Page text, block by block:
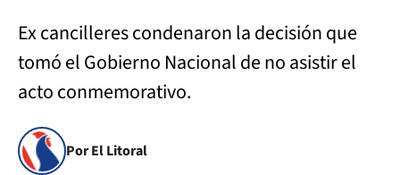
Ex cancilleres condenaron la decisión que
tomó el Gobierno Nacional de no asistir el
acto conmemorativo.
Por El Litoral